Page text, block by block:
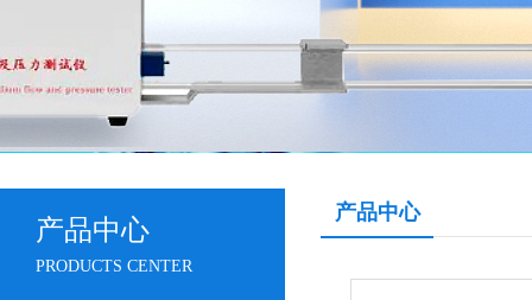
产品中心
PRODUCTS CENTER
产品中心